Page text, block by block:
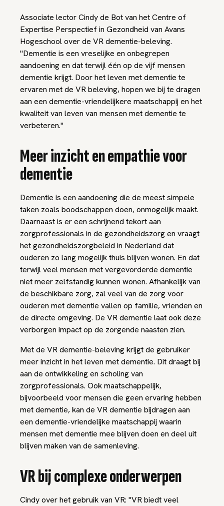
Associate lector Cindy de Bot van het Centre of
Expertise Perspectief in Gezondheid van Avans
Hogeschool over de VR dementie-beleving.
"Dementie is een vreselijke en onbegrepen
aandoening en dat terwijl één op de vijf mensen
dementie krijgt. Door het leven met dementie te
ervaren met de VR beleving, hopen we bij te dragen
aan een dementie-vriendelijkere maatschappij en het
kwaliteit van leven van mensen met dementie te
verbeteren."
Meer inzicht en empathie voor
dementie
Dementie is een aandoening die de meest simpele
taken zoals boodschappen doen, onmogelijk maakt.
Daarnaast is er een schrijnend tekort aan
zorgprofessionals in de gezondheidszorg en vraagt
het gezondheidszorgbeleid in Nederland dat
ouderen zo lang mogelijk thuis blijven wonen. En dat
terwijl veel mensen met vergevorderde dementie
niet meer zelfstandig kunnen wonen. Afhankelijk van
de beschikbare zorg, zal veel van de zorg voor
ouderen met dementie vallen op familie, vrienden en
de directe omgeving. De VR dementie laat ook deze
verborgen impact op de zorgende naasten zien.
Met de VR dementie-beleving krijgt de gebruiker
meer inzicht in het leven met dementie. Dit draagt bij
aan de ontwikkeling en scholing van
zorgprofessionals. Ook maatschappelijk,
bijvoorbeeld voor mensen die geen ervaring hebben
met dementie, kan de VR dementie bijdragen aan
een dementie-vriendelijke maatschappij waarin
mensen met dementie mee blijven doen en deel uit
blijven maken van de samenleving.
VR bij complexe onderwerpen
Cindy over het gebruik van VR: "VR biedt veel